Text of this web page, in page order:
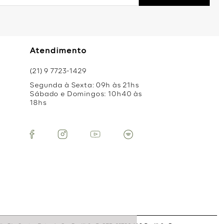
Atendimento
(21) 9 7723-1429
Segunda à Sexta: 09h às 21hs
Sábado e Domingos: 10h40 às
18hs